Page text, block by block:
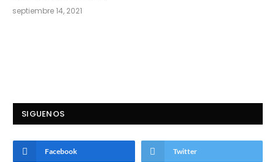
septiembre 14, 2021
SIGUENOS
Facebook Twitter